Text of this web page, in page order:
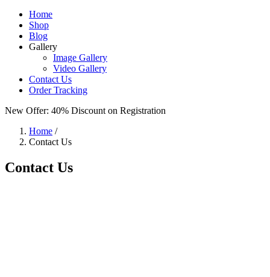
Home
Shop
Blog
Gallery
Image Gallery
Video Gallery
Contact Us
Order Tracking
New Offer: 40% Discounton Registration
Home /
Contact Us
Contact Us